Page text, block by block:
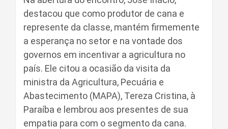
destacou que como produtor de cana e
represente da classe, mantém firmemente
a esperança no setor e na vontade dos
governos em incentivar a agricultura no
país. Ele citou a ocasião da visita da
ministra da Agricultura, Pecuária e
Abastecimento (MAPA), Tereza Cristina, à
Paraíba e lembrou aos presentes de sua
empatia para com o segmento da cana.